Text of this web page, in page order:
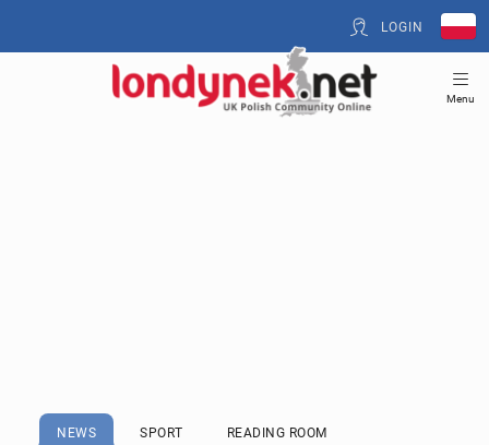
LOGIN
Menu
NEWS SPORT READING ROOM